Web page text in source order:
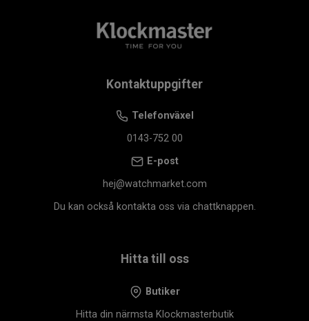
Kontaktuppgifter
Telefonväxel
0143-752 00
E-post
hej@watchmarket.com
Du kan också kontakta oss via chattknappen.
Hitta till oss
Butiker
Hitta din närmsta Klockmasterbutik